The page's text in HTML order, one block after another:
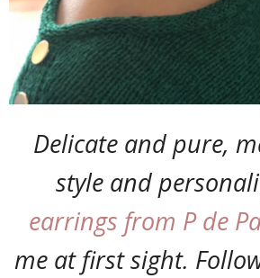
Delicate and pure,
style and
earrings from P de
me at first sight.